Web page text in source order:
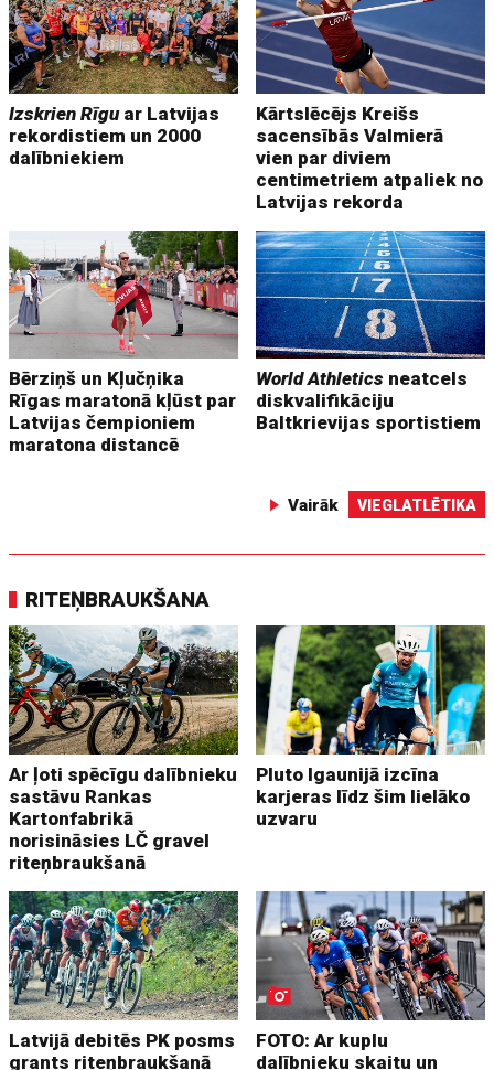
Izskrien Rīguar Latvijas
rekordistiem un 2000
dalībniekiem
Kārtslēcējs Kreišs
sacensībās Valmierā
vien par diviem
centimetriem atpaliek no
Latvijas rekorda
Bērziņš un Kļučņika
Rīgas maratonā kļūst par
Latvijas čempioniem
maratona distancē
World Athletics neatcels
diskvalifikāciju
Baltkrievijas sportistiem
Vairāk VIEGLATLĒTIKA
RITEŅBRAUKŠANA
Ar ļoti spēcīgu dalībnieku
sastāvu Rankas
Kartonfabrikā
norisināsies LČ gravel
riteņbraukšanā
Pluto Igaunijā izcīna
karjeras līdz šim lielāko
uzvaru
Latvijā debitēs PK posms
grants riteņbraukšanā
FOTO: Ar kuplu
dalībnieku skaitu un